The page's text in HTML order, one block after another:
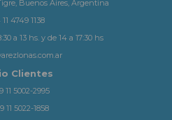
Buenos Aires, Argentina
4749 1138
a 13 hs. y de 14 a 17:30 hs
Clientes
11 5002-2995
11 5022-1858